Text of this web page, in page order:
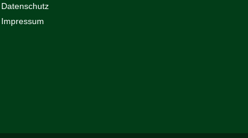
Datenschutz
Impressum